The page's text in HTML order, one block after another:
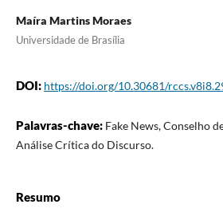
Maíra Martins Moraes
Universidade de Brasília
DOI: https://doi.org/10.30681/
Palavras-chave: Fake News, Conselho
Análise Crítica do Discurso.
Resumo